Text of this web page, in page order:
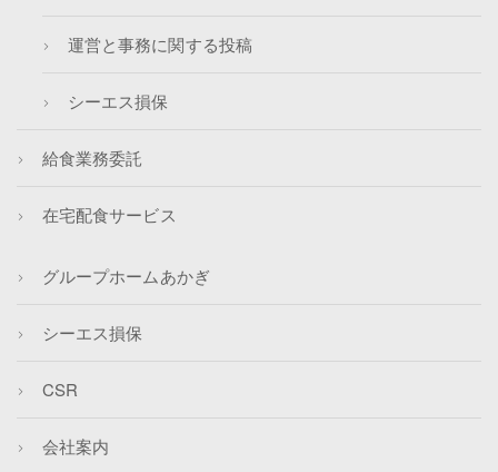
運営と事務に関する投稿
シーエス損保
給食業務委託
在宅配食サービス
グループホームあかぎ
シーエス損保
CSR
会社案内